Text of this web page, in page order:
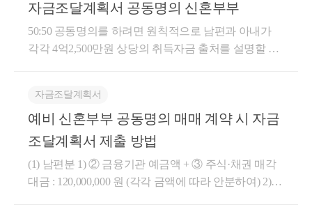
자금조달계획서 공동명의 신혼부부
50:50 공동명의를 하려면 원칙적으로 남편과 아내가
각각 4억2,500만원 상당의 취득자금 출처를 설명할 수
별 자금출처가 확인되는지가 더 중요합니다. 주택담보
대출의 경우 대출 명의자와 실제 부담자가 다른 경우
에는 이를 반영하여 자금출처를 설명할 수도 있습니
아 취득자금을 조달하는 경우라면, 특별한 사정이 없
는 한 해당 대출금을 남편의 자금출처로 보아 남편 지
자금조달계획서
예비 신혼부부 공동명의 매매 계약 시 자금
조달계획서 제출 방법
(1) 남편분 1) ② 금융기관 예금액 + ③ 주식·채권 매각
대금 : 120,000,000 원 (각각 금액에 따라 안분하여) 2)